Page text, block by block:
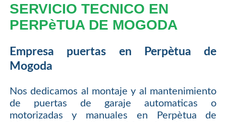
SERVICIO TECNICO EN
PERPèTUA DE MOGODA
Empresa puertas en Perpètua de
Mogoda
Nos dedicamos al montaje y al mantenimiento
de puertas de garaje automaticas o
motorizadas y manuales en Perpètua de